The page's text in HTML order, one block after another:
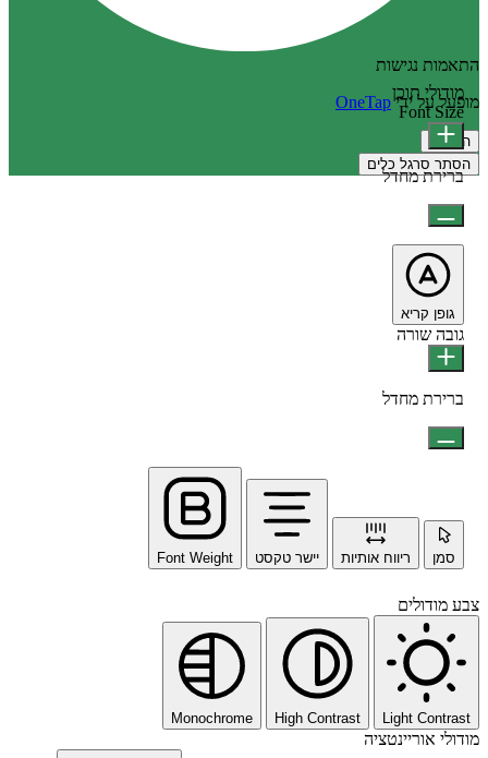
התאמות נגישות
מופעל על ידיOneTap
הצהרה
הסתר סרגל כלים
מודולי תוכן
Font Size
ברירת מחדל
גופן קריא
גובה שורה
ברירת מחדל
סמן ריווח אותיות יישר טקסט Font Weight
צבע מודולים
Light Contrast
High Contrast
Monochrome
מודולי אוריינטציה